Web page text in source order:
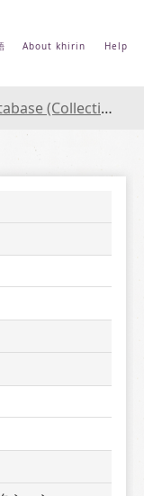
About khirin Help
Museum of Japanese History)